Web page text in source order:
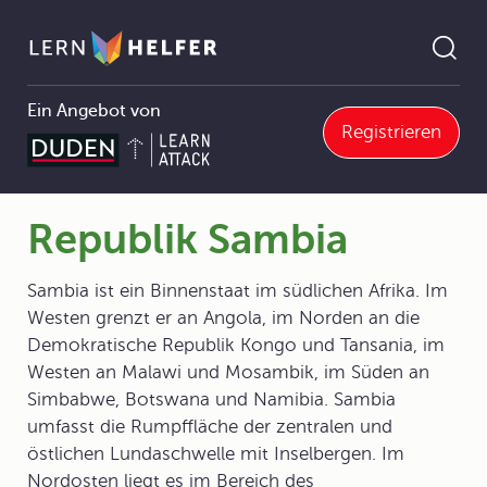
Ein Angebot von
Registrieren
Pfadnavigation
7 Regionen 7.1 Die Erdteile und ihre Länder Republik Sambia
Republik Sambia
Sambia ist ein Binnenstaat im südlichen Afrika. Im
Westen grenzt er an Angola, im Norden an die
Demokratische Republik Kongo und Tansania, im
Westen an Malawi und Mosambik, im Süden an
Simbabwe, Botswana und Namibia. Sambia
umfasst die Rumpffläche der zentralen und
östlichen Lundaschwelle mit Inselbergen. Im
Nordosten liegt es im Bereich des